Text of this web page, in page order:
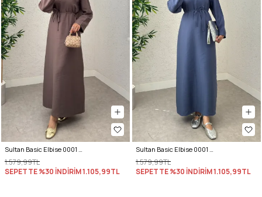
Sultan Basic Elbise 0001 - KESTANE
1.579,99TL
SEPETTE %30 İNDİRİM1.105,99TL
Sultan Basic Elbise 0001 - İNDİGO
1.579,99TL
SEPETTE %30 İNDİRİM1.105,99TL